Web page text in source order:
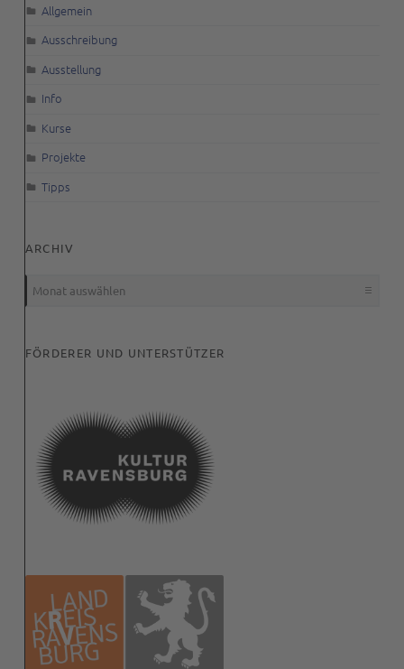
Allgemein
Ausschreibung
Ausstellung
Info
Kurse
Projekte
Tipps
ARCHIV
Archiv
FÖRDERER UND UNTERSTÜTZER